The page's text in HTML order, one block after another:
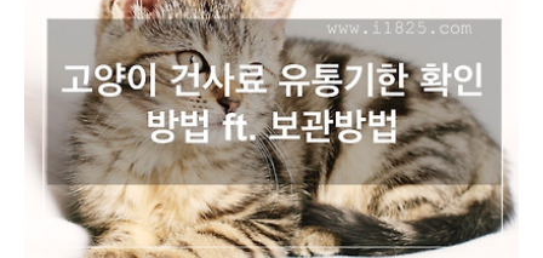
고양이의 고양이 건사료 교체 시에는 몇 가지 주의사항을 염두에 두어
야 합니다. 아래는 고양이 건사료 교체 시 주의해야 할 사항들입니다.
점진적인 교체: 기존의 고양이 건사료 새로운 건사료를 섞어서 점진적
으로 교체하는 것이 좋습니다. 갑..